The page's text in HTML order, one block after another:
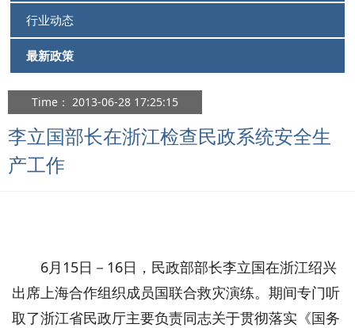
行业动态
最新政策
Time： 2013-06-28 17:25:15
李立国部长在浙江检查民政系统安全生
产工作
6月15日－16日，民政部部长李立国在浙江绍兴
出席上海合作组织成员国联合救灾演练。期间专门听
取了浙江省民政厅主要负责同志关于贯彻落实《国务